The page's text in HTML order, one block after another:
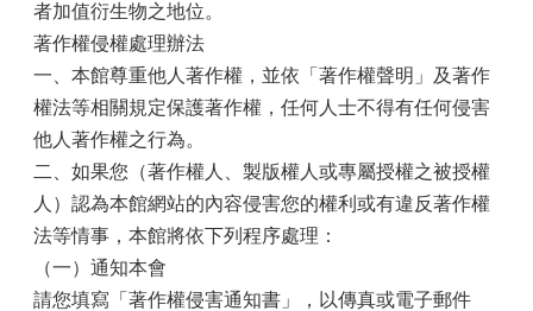
者加值衍生物之地位。
著作權侵權處理辦法
一、本館尊重他人著作權，並依「著作權聲明」及著作
權法等相關規定保護著作權，任何人士不得有任何侵害
他人著作權之行為。
二、如果您（著作權人、製版權人或專屬授權之被授權
人）認為本館網站的內容侵害您的權利或有違反著作權
法等情事，本館將依下列程序處理：
（一）通知本會
請您填寫「著作權侵害通知書」，以傳真或電子郵件